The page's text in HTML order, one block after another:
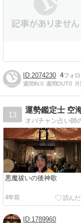
2074230 4
週間IN:0 週間OUT:0
13
運勢鑑定士 空
悪魔祓いの後神歌
4年前
1789960